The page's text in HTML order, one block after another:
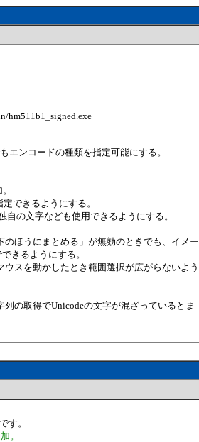
hm511b1_signed.exe
エンコードの種類を指定可能にする。
できるようにする。
自の文字なども使用できるようにする。
のほうにまとめる」が無効のときでも、イメー
きるようにする。
ウスを動かしたとき範囲選択が広がらないよう
列の取得でUnicodeの文字が混ざっているとま
す。
。